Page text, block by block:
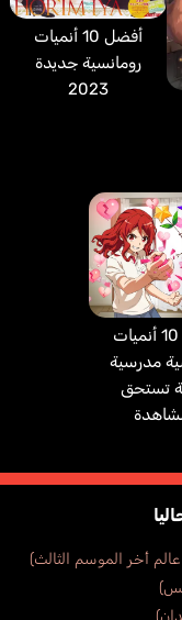
أفضل 10 أنميات
رومانسية جديدة
2023
أفضل 10 أنميات
مدرسية
تستحق